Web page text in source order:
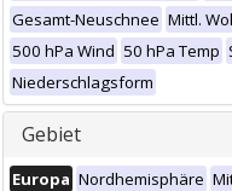
Gesamt-Neuschnee Mittl.
500 hPa Wind 50 hPa Temp
Niederschlagsform
Gebiet
Europa Nordhemisphäre